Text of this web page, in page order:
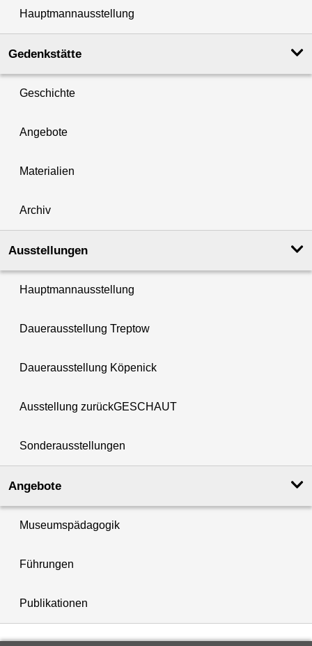
Hauptmannausstellung
Gedenkstätte
Geschichte
Angebote
Materialien
Archiv
Ausstellungen
Hauptmannausstellung
Dauerausstellung Treptow
Dauerausstellung Köpenick
Ausstellung zurückGESCHAUT
Sonderausstellungen
Angebote
Museumspädagogik
Führungen
Publikationen